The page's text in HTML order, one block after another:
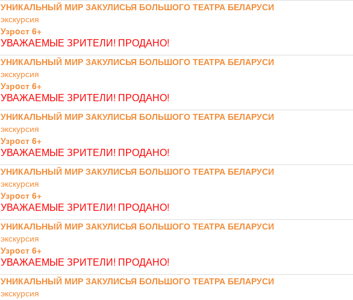
УНИКАЛЬНЫЙ МИР ЗАКУЛИСЬЯ БОЛЬШОГО ТЕАТРА БЕЛАРУСИ
экскурсия
Узрoст 6+
УВАЖАЕМЫЕ ЗРИТЕЛИ! ПРОДАНО!
УНИКАЛЬНЫЙ МИР ЗАКУЛИСЬЯ БОЛЬШОГО ТЕАТРА БЕЛАРУСИ
экскурсия
Узрoст 6+
УВАЖАЕМЫЕ ЗРИТЕЛИ! ПРОДАНО!
УНИКАЛЬНЫЙ МИР ЗАКУЛИСЬЯ БОЛЬШОГО ТЕАТРА БЕЛАРУСИ
экскурсия
Узрoст 6+
УВАЖАЕМЫЕ ЗРИТЕЛИ! ПРОДАНО!
УНИКАЛЬНЫЙ МИР ЗАКУЛИСЬЯ БОЛЬШОГО ТЕАТРА БЕЛАРУСИ
экскурсия
Узрoст 6+
УВАЖАЕМЫЕ ЗРИТЕЛИ! ПРОДАНО!
УНИКАЛЬНЫЙ МИР ЗАКУЛИСЬЯ БОЛЬШОГО ТЕАТРА БЕЛАРУСИ
экскурсия
Узрoст 6+
УВАЖАЕМЫЕ ЗРИТЕЛИ! ПРОДАНО!
УНИКАЛЬНЫЙ МИР ЗАКУЛИСЬЯ БОЛЬШОГО ТЕАТРА БЕЛАРУСИ
экскурсия